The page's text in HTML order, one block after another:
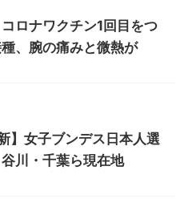
コロナワクチン1回目をつ
、腕の痛みと微熱が
】女子ブンデス日本人選
川・千葉ら現在地